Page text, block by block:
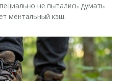
не пытались думать
ментальный кэш.